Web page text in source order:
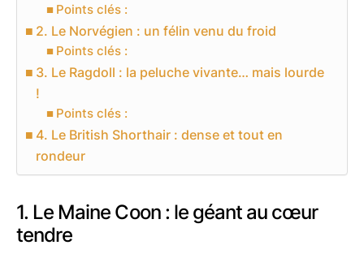
Points clés :
2. Le Norvégien : un félin venu du froid
Points clés :
3. Le Ragdoll : la peluche vivante… mais lourde
!
Points clés :
4. Le British Shorthair : dense et tout en
rondeur
1. Le Maine Coon : le géant au cœur
tendre